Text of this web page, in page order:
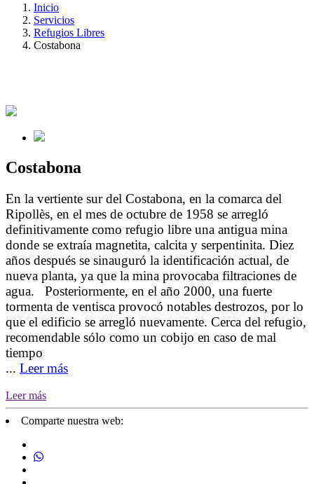
Inicio
Servicios
Refugios Libres
Costabona
Costabona
En la vertiente sur del Costabona, en la comarca del
Ripollès, en el mes de octubre de 1958 se arregló
definitivamente como refugio libre una antigua mina
donde se extraía magnetita, calcita y serpentinita. Diez
años después se sinauguró la identificación actual, de
nueva planta, ya que la mina provocaba filtraciones de
agua. Posteriormente, en el año 2000, una fuerte
tormenta de ventisca provocó notables destrozos, por lo
que el edificio se arregló nuevamente. Cerca del refugio,
recomendable sólo como un cobijo en caso de mal
tiempo
... Leer más
Leer más
Comparte nuestra web: